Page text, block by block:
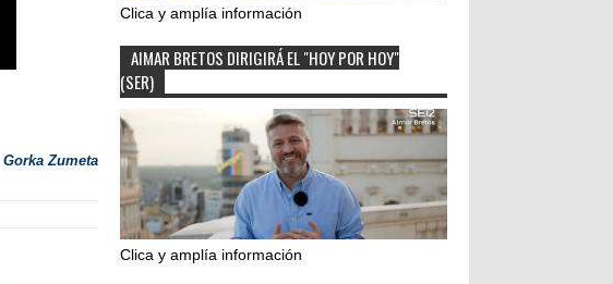
Gorka Zumeta
Clica y amplía información
AIMAR BRETOS DIRIGIRÁ EL "HOY POR HOY"
(SER)
Clica y amplía información